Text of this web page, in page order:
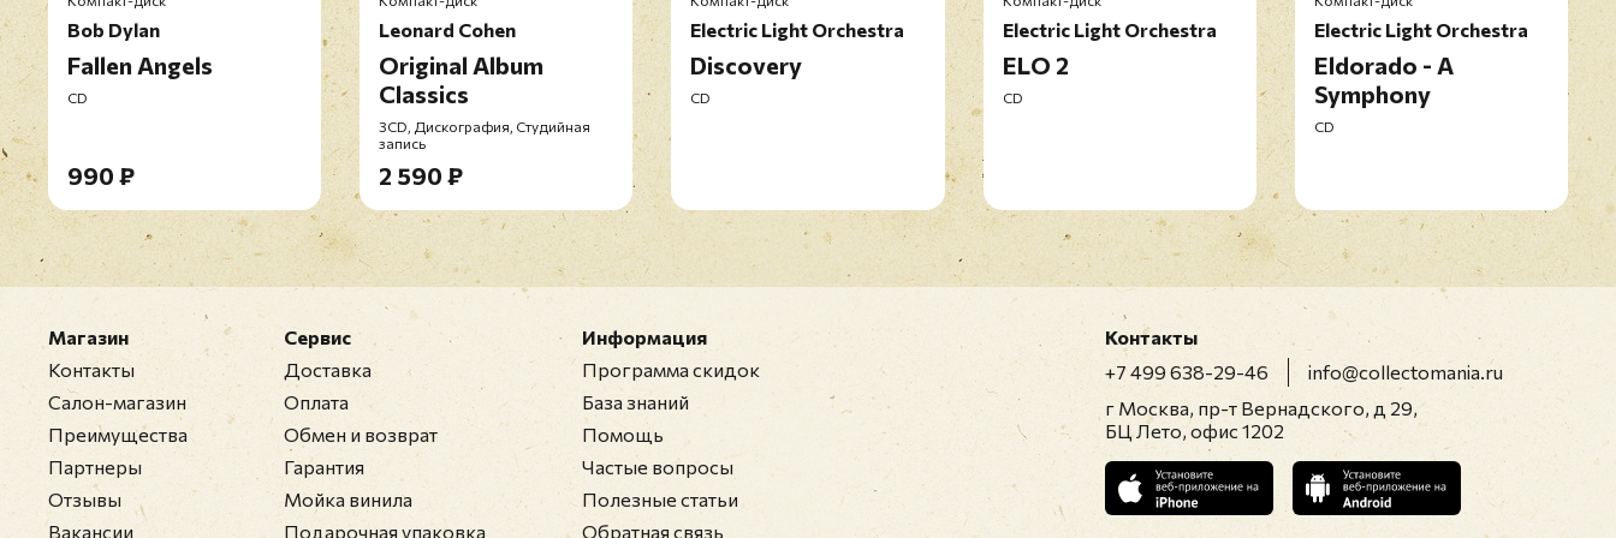
Перед публикацией отзывы проходят модерацию
Bob Dylan
Fallen Angels
CD
990 ₽
Leonard Cohen
Original Album
Classics
3CD, Дискография, Студийная
запись
2 590 ₽
Electric Light Orchestra
Discovery
CD
Electric Light Orchestra
ELO 2
CD
Electric Light Orchestra
Eldorado - A
Symphony
CD
Магазин
Контакты
Салон-магазин
Преимущества
Партнеры
Отзывы
Вакансии
Сервис
Доставка
Оплата
Обмен и возврат
Гарантия
Мойка винила
Подарочная упаковка
Информация
Программа скидок
База знаний
Помощь
Частые вопросы
Полезные статьи
Обратная связь
Контакты
+7 499 638-29-46
info@collectomania.ru
г Москва, пр-т Вернадского, д 29,
БЦ Лето, офис 1202